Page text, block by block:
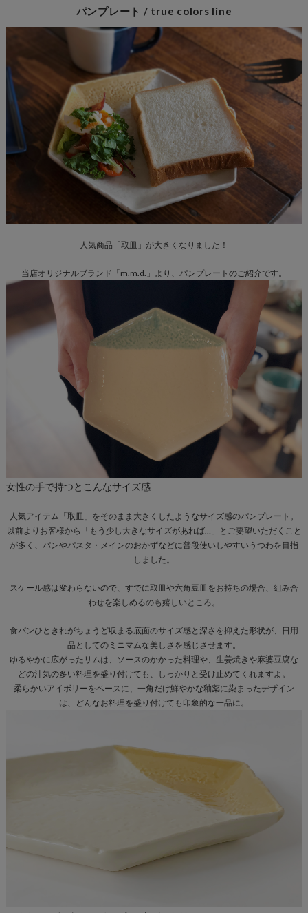
パンプレート / true colors line
人気商品「取皿」が大きくなりました！
当店オリジナルブランド「m.m.d.」より、パンプレートのご紹介です。
女性の手で持つとこんなサイズ感
人気アイテム「取皿」をそのまま大きくしたようなサイズ感のパンプレート。
以前よりお客様から「もう少し大きなサイズがあれば…」とご要望いただくこと
が多く、パンやパスタ・メインのおかずなどに普段使いしやすいうつわを目指
しました。
スケール感は変わらないので、すでに取皿や六角豆皿をお持ちの場合、組み合
わせを楽しめるのも嬉しいところ。
食パンひときれがちょうど収まる底面のサイズ感と深さを抑えた形状が、日用
品としてのミニマムな美しさを感じさせます。
ゆるやかに広がったリムは、ソースのかかった料理や、生姜焼きや麻婆豆腐な
どの汁気の多い料理を盛り付けても、しっかりと受け止めてくれますよ。
柔らかいアイボリーをベースに、一角だけ鮮やかな釉薬に染まったデザイン
は、どんなお料理を盛り付けても印象的な一品に。